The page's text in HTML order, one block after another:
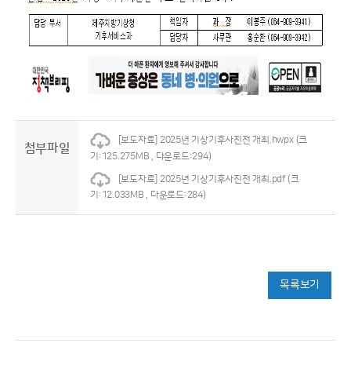
첨부파일
[보도자료] 2025년 기상기후사진전 개최.hwpx (크
기:125.275MB , 다운로드:294)
[보도자료] 2025년 기상기후사진전 개최.pdf (크
기:12.033MB , 다운로드:284)
목록보기